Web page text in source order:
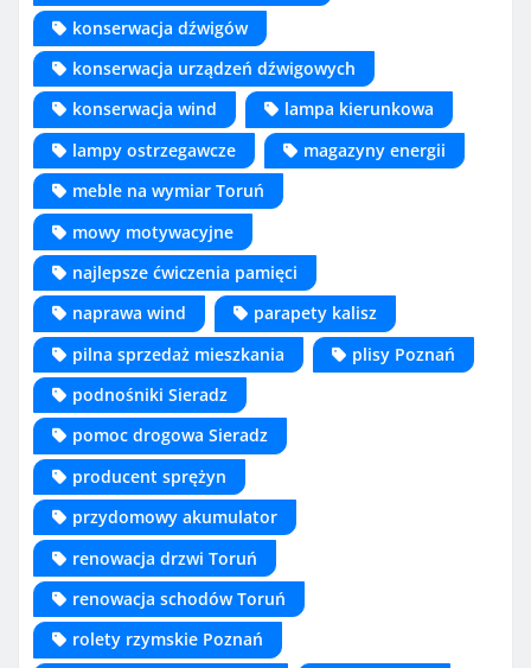
konserwacja dźwigów
konserwacja urządzeń dźwigowych
konserwacja wind
lampa kierunkowa
lampy ostrzegawcze
magazyny energii
meble na wymiar Toruń
mowy motywacyjne
najlepsze ćwiczenia pamięci
naprawa wind
parapety kalisz
pilna sprzedaż mieszkania
plisy Poznań
podnośniki Sieradz
pomoc drogowa Sieradz
producent sprężyn
przydomowy akumulator
renowacja drzwi Toruń
renowacja schodów Toruń
rolety rzymskie Poznań